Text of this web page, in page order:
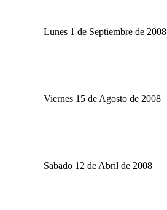
Lunes 1 de Septiembre de 2008
Viernes 15 de Agosto de 2008
Sabado 12 de Abril de 2008